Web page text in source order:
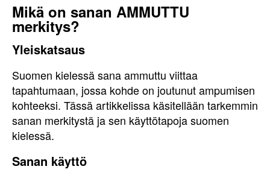
Mikä on sanan AMMUTTU
merkitys?
Yleiskatsaus
Suomen kielessä sana ammuttu viittaa
tapahtumaan, jossa kohde on joutunut ampumisen
kohteeksi. Tässä artikkelissa käsitellään tarkemmin
sanan merkitystä ja sen käyttötapoja suomen
kielessä.
Sanan käyttö